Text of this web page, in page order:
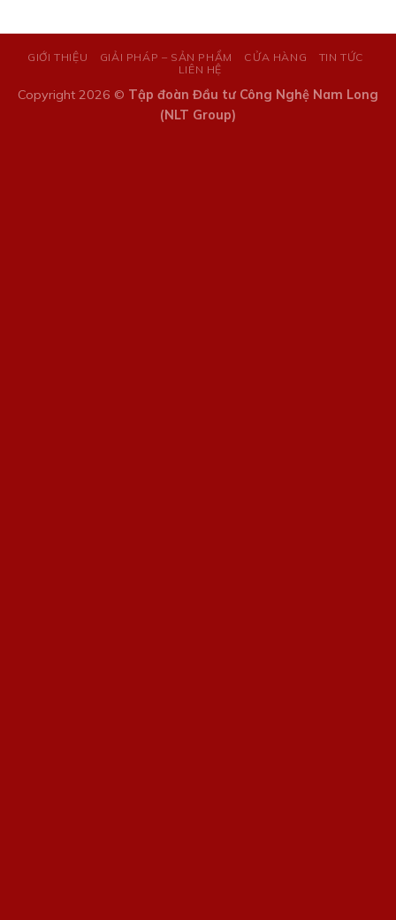
GIỚI THIỆU GIẢI PHÁP – SẢN PHẨM CỬA HÀNG
TIN TỨC
LIÊN HỆ
Copyright 2026 © Tập đoàn Đầu tư Công Nghệ Nam Long
(NLT Group)